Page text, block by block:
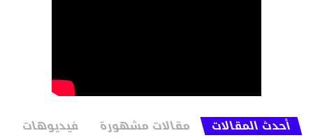
أحدث المقالات مقالات مشهورة فيديوهات